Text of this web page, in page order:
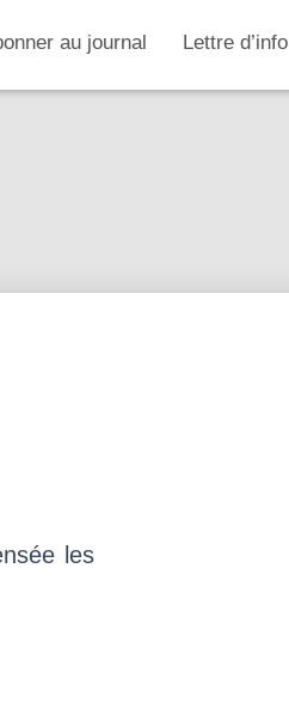
au journal Lettre d’info
les